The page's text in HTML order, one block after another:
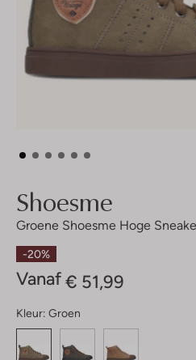
Shoesme
Groene Shoesme Hoge
-20%
Vanaf € 51,99
Kleur: Groen